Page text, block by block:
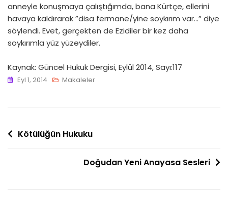
anneyle konuşmaya çalıştığımda, bana Kürtçe, ellerini
havaya kaldırarak ”disa fermane/yine soykırım var…” diye
söylendi. Evet, gerçekten de Ezidiler bir kez daha
soykırımla yüz yüzeydiler.
Kaynak: Güncel Hukuk Dergisi, Eylül 2014, Sayı:117
Eyl 1, 2014 Makaleler
Yazı
Kötülüğün Hukuku
Doğudan Yeni Anayasa Sesleri